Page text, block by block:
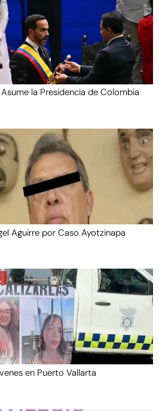
la Presidencia de Colombia
Aguirre por Caso Ayotzinapa
en Puerto Vallarta